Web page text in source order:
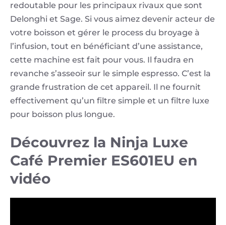
redoutable pour les principaux rivaux que sont
Delonghi et Sage. Si vous aimez devenir acteur de
votre boisson et gérer le process du broyage à
l’infusion, tout en bénéficiant d’une assistance,
cette machine est fait pour vous. Il faudra en
revanche s’asseoir sur le simple espresso. C’est la
grande frustration de cet appareil. Il ne fournit
effectivement qu’un filtre simple et un filtre luxe
pour boisson plus longue.
Découvrez la Ninja Luxe
Café Premier ES601EU en
vidéo